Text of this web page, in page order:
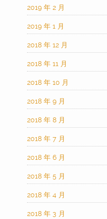
2019 年 2 月
2019 年 1 月
2018 年 12 月
2018 年 11 月
2018 年 10 月
2018 年 9 月
2018 年 8 月
2018 年 7 月
2018 年 6 月
2018 年 5 月
2018 年 4 月
2018 年 3 月